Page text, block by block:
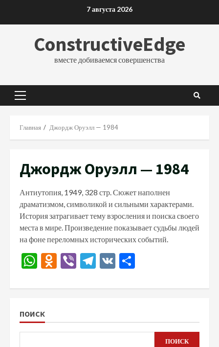
7 августа 2026
ConstructiveEdge
вместе добиваемся совершенства
Основное
Главная Джордж Оруэлл — 1984
Джордж Оруэлл — 1984
Антиутопия, 1949, 328 стр. Сюжет наполнен
драматизмом, символикой и сильными характерами.
История затрагивает тему взросления и поиска своего
места в мире. Произведение показывает судьбы людей
на фоне переломных исторических событий.
WhatsApp
Odnoklassniki
ViberTelegram
VK
ПОИСК
ПОИСК